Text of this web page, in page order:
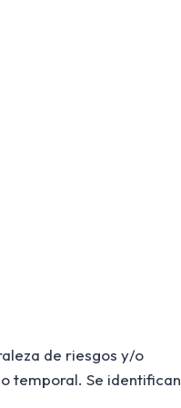
de riesgos y/o
temporal. Se identifican